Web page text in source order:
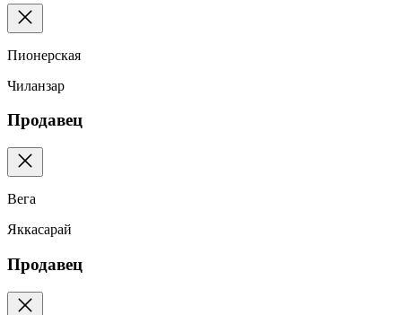
Пионерская
Чиланзар
Продавец
Вега
Яккасарай
Продавец